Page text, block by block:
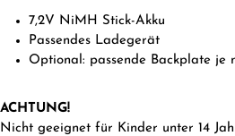
7,2V NiMH Stick-Akku
Passendes Ladegerät
Optional: passende Backplate je
ACHTUNG!
Nicht geeignet für Kinder unter 14